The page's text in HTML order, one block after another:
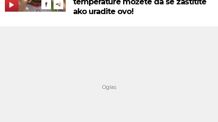
ako uradite ovo!